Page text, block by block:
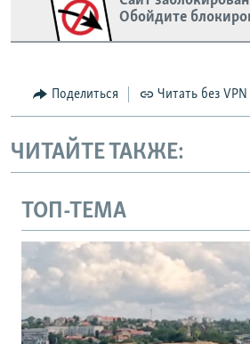
Обойдите
Поделиться Читать без VPN
ЧИТАЙТЕ ТАКЖЕ:
ТОП-ТЕМА